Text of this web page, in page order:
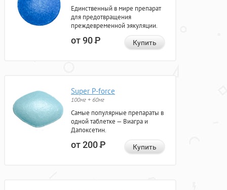
Единственный в мире препарат
для предотвращения
преждевременной эякуляции.
от 90Р Купить
Super P-force
100мг + 60мг
Самые популярные препараты в
одной таблетке — Виагра и
Дапоксетин.
от 200Р Купить